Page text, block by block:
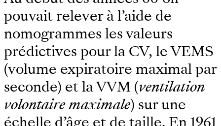
pouvait relever à l’aide de
nomogrammes les valeurs
prédictives pour la CV, le VEMS
(volume expiratoire maximal par
seconde) et la VVM (ventilation
volontaire maximale) sur une
échelle d’âge et de taille. En 1961